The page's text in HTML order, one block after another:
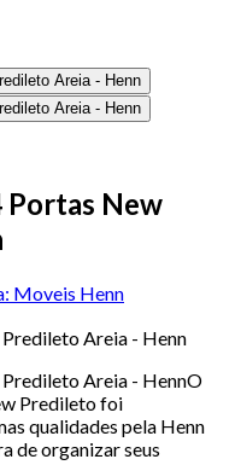
Portas New
Moveis Henn
Areia - Henn
Areia - HennO
Predileto foi
qualidades pela Henn
de organizar seus